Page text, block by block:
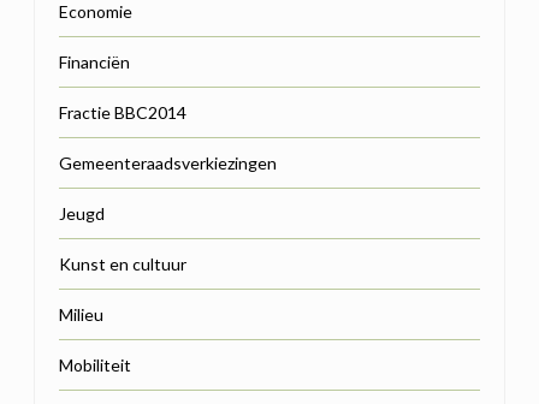
Economie
Financiën
Fractie BBC2014
Gemeenteraadsverkiezingen
Jeugd
Kunst en cultuur
Milieu
Mobiliteit